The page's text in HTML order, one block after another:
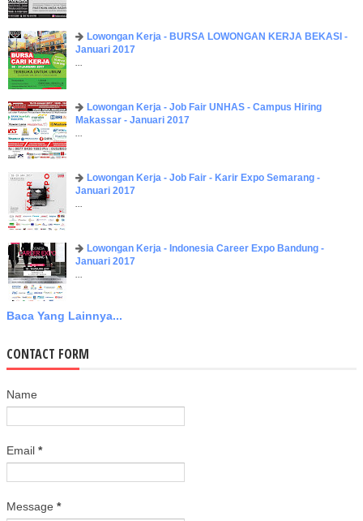
Lowongan Kerja - BURSA LOWONGAN KERJA BEKASI -
Januari 2017
...
Lowongan Kerja - Job Fair UNHAS - Campus Hiring
Makassar - Januari 2017
...
Lowongan Kerja - Job Fair - Karir Expo Semarang -
Januari 2017
...
Lowongan Kerja - Indonesia Career Expo Bandung -
Januari 2017
...
Baca Yang Lainnya...
CONTACT FORM
Name
Email *
Message *